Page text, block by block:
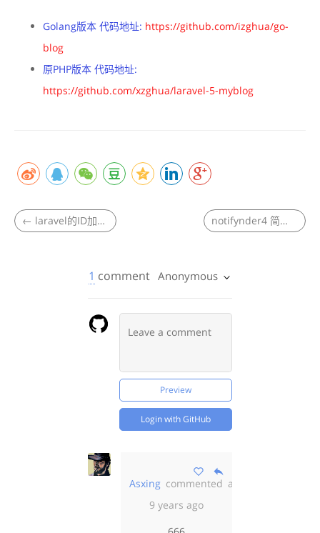
Golang版本 代码地址: https://github.com/izghua/go-
blog
原PHP版本 代码地址:
https://github.com/xzghua/laravel-5-myblog
← laravel的ID加密,但是函数报错php-bcmath安装 notifynder4 简单翻译了一下文档
1 comment Anonymous
Preview
Login with GitHub
Asxing commented almost
9 years ago